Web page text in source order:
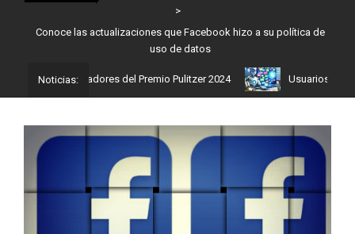
>
Conoce las actualizaciones que Facebook hizo a su política de
uso de datos
Noticias:
son los ganadores del Premio Pulitzer 2024 Usuarios de